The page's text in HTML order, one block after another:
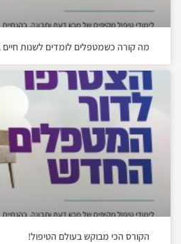
מה קורה כשמטפלים לומדים לשנות
הקורס הכי מבוקש בעולם הטיפול!